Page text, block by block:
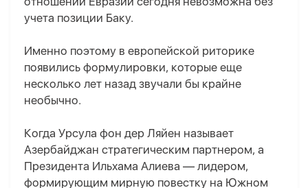
учета позиции Баку.
Именно поэтому в европейской риторике
появились формулировки, которые еще
несколько лет назад звучали бы крайне
необычно.
Когда Урсула фон дер Ляйен называет
Азербайджан стратегическим партнером, а
Президента Ильхама Алиева — лидером,
формирующим мирную повестку на Южном